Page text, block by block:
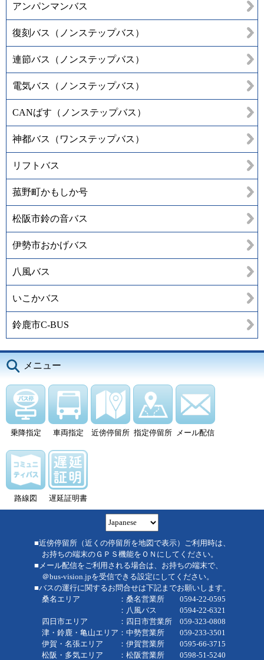
アンパンマンバス
復刻バス（ノンステップバス）
連節バス（ノンステップバス）
電気バス（ノンステップバス）
CANばす（ノンステップバス）
神都バス（ワンステップバス）
リフトバス
菰野町かもしか号
松阪市鈴の音バス
伊勢市おかげバス
八風バス
いこかバス
鈴鹿市C-BUS
メニュー
乗降指定 車両指定 近傍停留所 指定停留所 メール配信
路線図 遅延証明書
■近傍停留所（近くの停留所を地図で表示）ご利用時は、
お持ちの端末のＧＰＳ機能をＯＮにしてください。
■メール配信をご利用される場合は、お持ちの端末で、
＠bus-vision.jpを受信できる設定にしてください。
■バスの運行に関するお問合せは下記までお願いします。
桑名エリア ：桑名営業所 0594-22-0595
：八風バス 0594-22-6321
四日市エリア ：四日市営業所 059-323-0808
津・鈴鹿・亀山エリア：中勢営業所 059-233-3501
伊賀・名張エリア ：伊賀営業所 0595-66-3715
松阪・多気エリア ：松阪営業所 0598-51-5240